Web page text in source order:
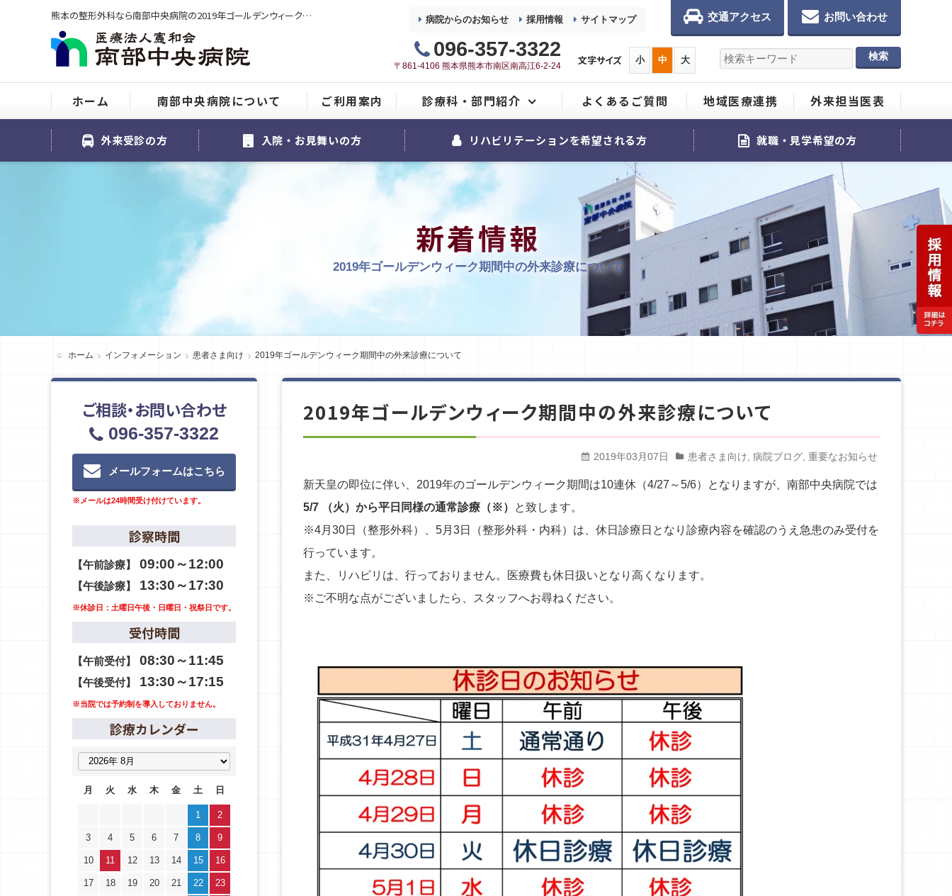
熊本の整形外科なら南部中央病院の2019年ゴールデンウィーク期間中の外来診療についてをご紹介 病院からのお知らせ 採用情報 サイトマップ 交通アクセス お問い合わせ
096-357-3322
〒861-4106 熊本県熊本市南区南高江6-2-24 文字サイズ 小 中 大
ホーム 南部中央病院について ご利用案内 診療科・部門紹介
整形外科
内科
麻酔科
リハビリテーション室
看護部
よくあるご質問 地域医療連携 外来担当医表
外来受診の方 入院・お見舞いの方 リハビリテーションを希望される方 就職・見学希望の方
新着情報
2019年ゴールデンウィーク期間中の外来診療について
ホーム インフォメーション 患者さま向け 2019年ゴールデンウィーク期間中の外来診療について
2019年ゴールデンウィーク期間中の外来診療について
2019年03月07日 患者さま向け 病院ブログ 重要なお知らせ
新天皇の即位に伴い、2019年のゴールデンウィーク期間は10連休（4/27～5/6）となりますが、南部中央病院では
5/7 （火）から平日同様の通常診療（※）
と致します。
※4月30日（整形外科）、5月3日（整形外科・内科）は、休日診療日となり診療内容を確認のうえ急患のみ受付を
行っています。
また、リハビリは、行っておりません。医療費も休日扱いとなり高くなります。
※ご不明な点がございましたら、スタッフへお尋ねください。
ご相談・お問い合わせ
096-357-3322
メールフォームはこちら
※メールは24時間受け付けています。
診察時間
【午前診療】 09:00～12:00
【午後診療】 13:30～17:30
※休診日：土曜日午後・日曜日・祝祭日です。
受付時間
【午前受付】 08:30～11:45
【午後受付】 13:30～17:15
※当院では予約制を導入しておりません。
診療カレンダー
月 火 水 木 金 土 日
1 2
3 4 5 6 7 8 9
10 11 12 13 14 15 16
17 18 19 20 21 22 23